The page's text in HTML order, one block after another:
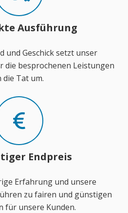
Ausführung
und Geschick setzt unser
die besprochenen Leistungen
die Tat um.
Endpreis
Erfahrung und unsere
zu fairen und günstigen
für unsere Kunden.